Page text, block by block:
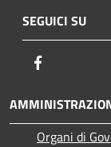
SEGUICI SU
Organi di